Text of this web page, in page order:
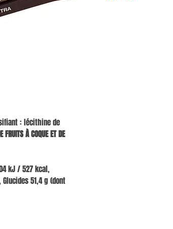
: lécithine de
FRUITS À COQUE ET DE
kJ / 527 kcal,
51,4 g (dont